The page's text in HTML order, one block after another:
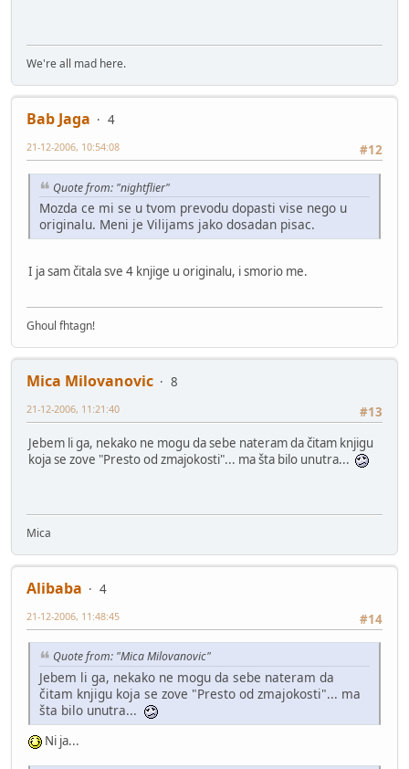
We're all mad here.
Bab Jaga
4
#12
21-12-2006, 10:54:08
Quote from: "nightflier"
Mozda ce mi se u tvom prevodu dopasti vise nego u
originalu. Meni je Vilijams jako dosadan pisac.
I ja sam čitala sve 4 knjige u originalu, i smorio me.
Ghoul fhtagn!
Mica Milovanovic
8
#13
21-12-2006, 11:21:40
Jebem li ga, nekako ne mogu da sebe nateram da čitam knjigu
koja se zove "Presto od zmajokosti"... ma šta bilo unutra...
Mica
Alibaba
4
#14
21-12-2006, 11:48:45
Quote from: "Mica Milovanovic"
Jebem li ga, nekako ne mogu da sebe nateram da
čitam knjigu koja se zove "Presto od zmajokosti"... ma
šta bilo unutra...
Ni ja...